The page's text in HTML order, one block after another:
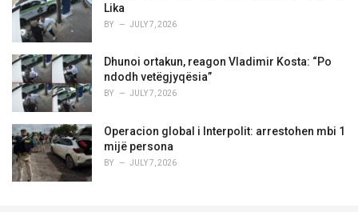
Lika
BY JULY 7, 2026
Dhunoi ortakun, reagon Vladimir Kosta: “Po
ndodh vetëgjyqësia”
BY JULY 7, 2026
Operacion global i Interpolit: arrestohen mbi 1
mijë persona
BY JULY 7, 2026